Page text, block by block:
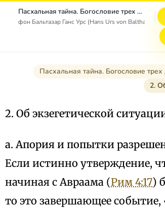
Пасхальная тайна. Богословие трех дней
фон Бальтазар Ганс Урс (Hans Urs von Balthasar)
Пасхальная тайна. Богословие трех
2.
2. Об экзегетической
а. Апория и попытки
Если истинно утверждение,
начиная с Авраама (Рим 4:17)
то это завершающее событие,